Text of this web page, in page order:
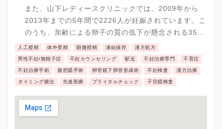
います。
また、山下レディースクリニックでは、2009年から
2013年までの5年間で2226人が妊娠されています。こ
のうち、加齢による卵子の質の低下が懸念される35歳
以上の1087人に限ってみた場合でも、約43％の方が
一般不妊治療で妊娠されています。
人工授精 体外受精 顕微授精 凍結保存 漢方処方
男性不妊/無精子症 不妊カウンセリング 駅近 不妊治療専門 不育症
不妊治療手術 腹腔鏡手術 卵管鏡下卵管形成術 不妊検査 漢方治療
タイミング療法 先進医療 ブライダルチェック 子宮鏡検査